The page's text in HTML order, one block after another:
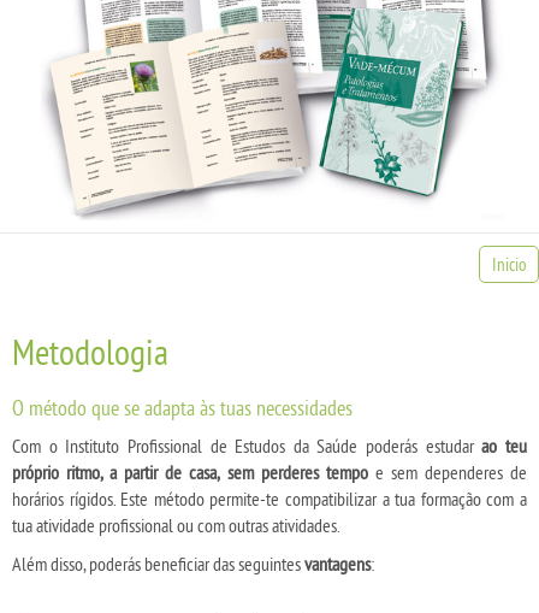
Inicio
Metodologia
O método que se adapta às tuas necessidades
Com o Instituto Profissional de Estudos da Saúde poderás estudarao teu
próprio ritmo, a partir de casa, sem perderes tempoe sem dependeres de
horários rígidos. Este método permite-te compatibilizar a tua formação com a
tua atividade profissional ou com outras atividades.
Além disso, poderás beneficiar das seguintesvantagens: